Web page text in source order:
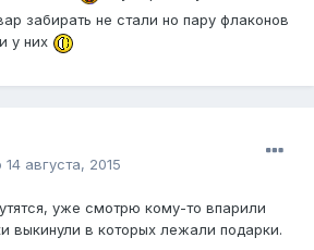
забирать не стали но пару флаконов
у них
14 августа, 2015
уже смотрю кому-то впарили
выкинули в которых лежали подарки.